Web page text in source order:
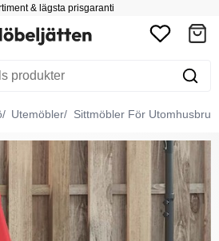
& lägsta prisgaranti
Utemöbler Sittmöbler För Utomhusbruk